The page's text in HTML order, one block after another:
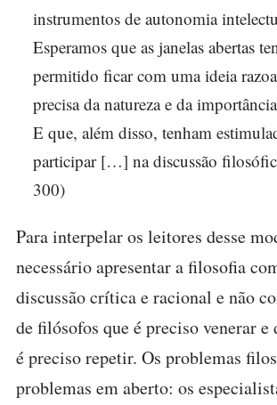
instrumentos de autonomia
Esperamos que as janelas abertas
permitido ficar com uma ideia
precisa da natureza e da
E que, além disso, tenham
participar […] na discussão
300)
Para interpelar os leitores desse
necessário apresentar a filosofia
discussão crítica e racional e não
de filósofos que é preciso venerar e
é preciso repetir. Os problemas
problemas em aberto: os